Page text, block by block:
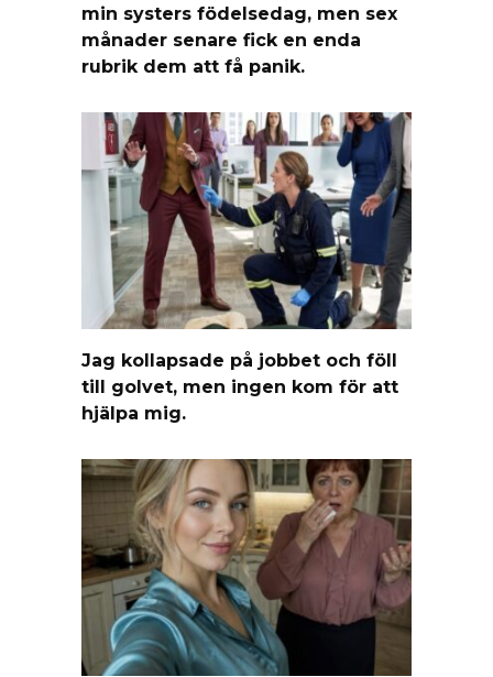
min systers födelsedag, men sex
månader senare fick en enda
rubrik dem att få panik.
Jag kollapsade på jobbet och föll
till golvet, men ingen kom för att
hjälpa mig.